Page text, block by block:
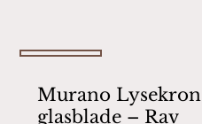
Murano
glasblade – Rav